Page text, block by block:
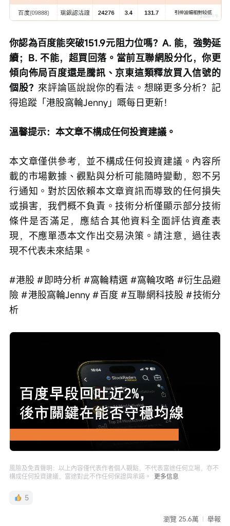
你認為百度能突破151.9元阻力位嗎？A. 能，強勢延
續；B. 不能，超買回落。當前互聯網股分化，你更
傾向佈局百度還是騰訊、京東這類釋放買入信號的
個股？來評論區說說你的看法。想睇更多分析？記
得追蹤「港股窩輪Jenny」嘅每日更新！
溫馨提示：本文章不構成任何投資建議。
本文章僅供參考，並不構成任何投資建議。內容所
載的市場數據、觀點與分析可能隨時變動，恕不另
行通知。對於因依賴本文章資訊而導致的任何損失
或損害，我們概不負責。技術分析僅顯示部分技術
條件是否滿足，應結合其他資料全面評估資產表
現，不應單憑本文作出交易決策。請注意，過往表
現不代表未來結果。
#港股 #即時分析 #窩輪精選 #窩輪攻略 #衍生品避
險 #港股窩輪Jenny #百度 #互聯網科技股 #技術分
析
消
音
/
0%
0%
放
度
風險及免責聲明：以上內容僅代表作者個人觀點，不代表富途任何立場，亦不
構成任何投資建議，富途對此不作任何保證與承諾。
更多信息
5
瀏覽 25.6萬 舉報